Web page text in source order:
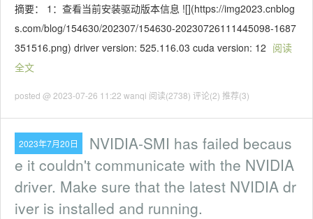
摘要： 1：查看当前安装驱动版本信息 ![](https://img2023.cnblog
s.com/blog/154630/202307/154630-20230726111445098-1687
351516.png) driver version: 525.116.03 cuda version: 12 阅读
全文
posted @ 2023-07-26 11:22 wanqi 阅读(2738) 评论(2) 推荐(3)
2023年7月20日
NVIDIA-SMI has failed becaus
e it couldn't communicate with the NVIDIA
driver. Make sure that the latest NVIDIA dr
iver is installed and running.